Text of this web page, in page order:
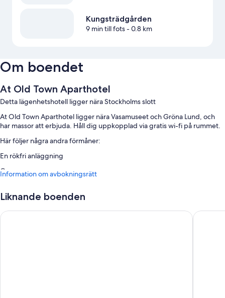
Kungsträdgården
9 min till fots- 0.8 km
Om boendet
At Old Town Aparthotel
Detta lägenhetshotell ligger nära Stockholms slott
At Old Town Aparthotel ligger nära Vasamuseet och Gröna Lund, och
har massor att erbjuda. Håll dig uppkopplad via gratis wi-fi på rummet.
Här följer några andra förmåner:
En rökfri anläggning
Om rummen
arbetsyta för laptop, samt ytterligare bekvämligheter såsom gratis wi-fi
Du kan också hitta följande bekvämligheter i samtliga rum:
Information om avbokningsrätt
Liknande boenden
Castle House Inn Citybox